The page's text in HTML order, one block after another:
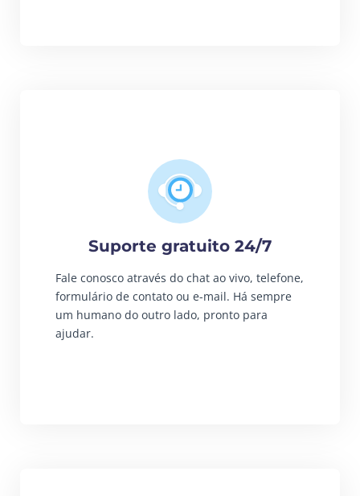
Suporte gratuito 24/7
Fale conosco através do chat ao vivo, telefone,
formulário de contato ou e-mail. Há sempre
um humano do outro lado, pronto para
ajudar.